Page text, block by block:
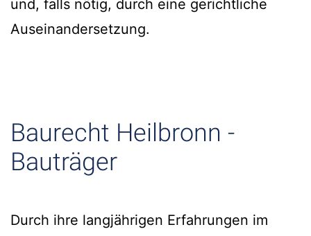
und, falls nötig, durch eine gerichtliche
Auseinandersetzung.
Baurecht Heilbronn -
Bauträger
Durch ihre langjährigen Erfahrungen im